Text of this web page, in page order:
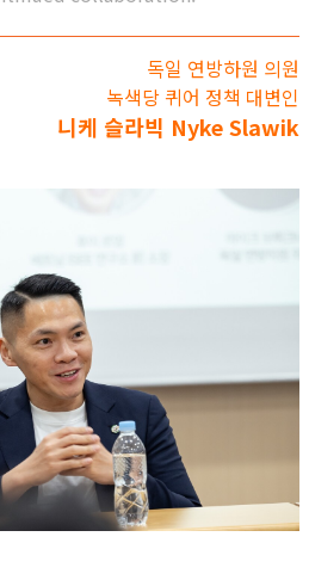
독일 연방하원 의원
녹색당 퀴어 정책 대변인​
니케 슬라빅 Nyke Slawik